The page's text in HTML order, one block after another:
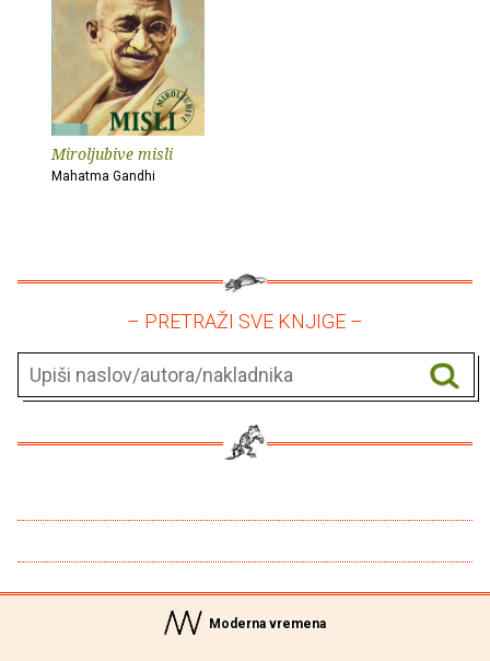
Miroljubive misli
Mahatma Gandhi
– PRETRAŽI SVE KNJIGE –
Moderna vremena